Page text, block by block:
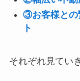
③お客様との
ト
それぞれ見てい